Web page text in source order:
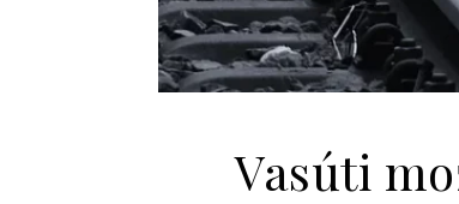
Vasúti